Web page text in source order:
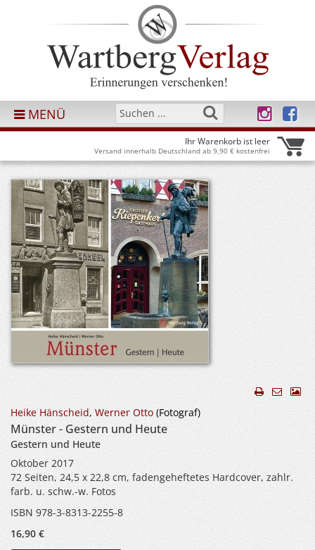
MENÜ
Ihr Warenkorb ist leer
Versand innerhalb Deutschland ab 9,90 € kostenfrei
Heike Hänscheid, Werner Otto (Fotograf)
Münster - Gestern und Heute
Gestern und Heute
Oktober 2017
72 Seiten, 24,5 x 22,8 cm, fadengeheftetes Hardcover, zahlr.
farb. u. schw.-w. Fotos
ISBN 978-3-8313-2255-8
16,90 €